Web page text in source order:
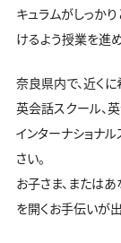
キュラムがしっか
けるよう授業を進
奈良県内で、近く
英会話スクール、
インターナショナ
さい。
お子さま、または
を開くお手伝いが